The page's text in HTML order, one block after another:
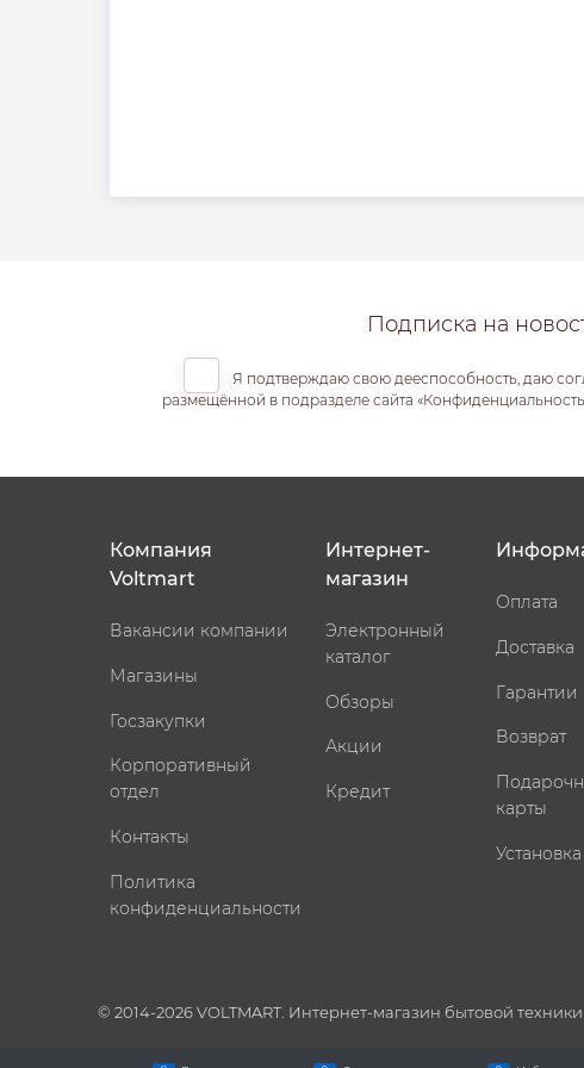
Подписка на
Я подтверждаю свою дееспособность, даю
размещённой в подразделе сайта
Компания
Voltmart
Вакансии компании
Магазины
Госзакупки
Корпоративный
отдел
Контакты
Политика
конфиденциальности
Интернет-
магазин
Электронный
каталог
Обзоры
Акции
Кредит
Оплата
Доставка
Гарантии
Возврат
карты
Установка
© 2014-2026 VOLTMART. Интернет-магазин бытовой